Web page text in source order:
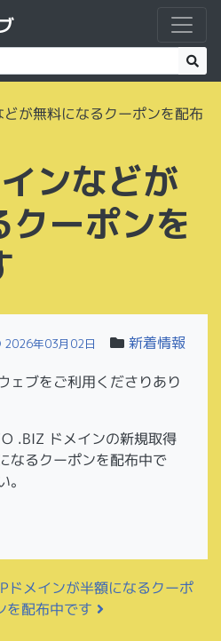
が無料になるクーポンを配布
ンなどが
ーポンを
2026年03月02日 新着情報
ェブをご利用くださりあり
.BIZ ドメインの新規取得
なるクーポンを配布中で
ション
ドメインが半額になるクーポ
を配布中です